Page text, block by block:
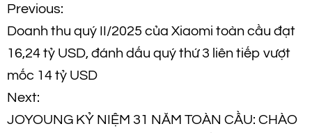
Đ
i
ề
u
Previous:
Doanh thu quý II/2025 của Xiaomi toàn cầu đạt
16,24 tỷ USD, đánh dấu quý thứ 3 liên tiếp vượt
mốc 14 tỷ USD
Next:
JOYOUNG KỶ NIỆM 31 NĂM TOÀN CẦU: CHÀO